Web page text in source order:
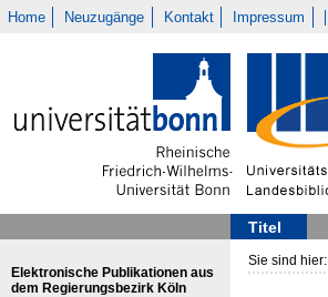
Home Neuzugänge Kontakt Impressum
Titel
Elektronische Publikationen aus
dem Regierungsbezirk Köln
Sie sind hier: